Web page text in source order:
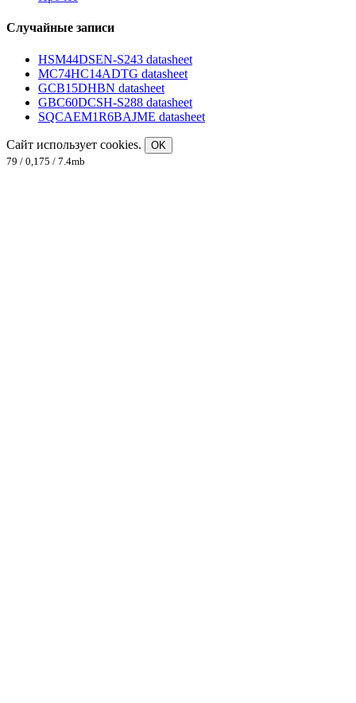
Случайные записи
HSM44DSEN-S243 datasheet
MC74HC14ADTG datasheet
GCB15DHBN datasheet
GBC60DCSH-S288 datasheet
SQCAEM1R6BAJME datasheet
Сайт использует cookies.
OK
79 / 0,175 / 7.4mb